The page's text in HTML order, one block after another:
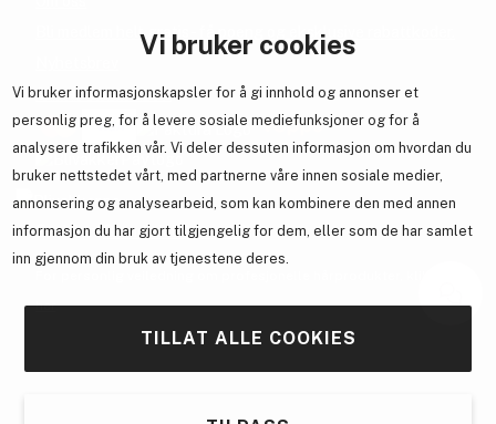
Vi bruker cookies
Vi bruker informasjonskapsler for å gi innhold og annonser et
personlig preg, for å levere sosiale mediefunksjoner og for å
analysere trafikken vår. Vi deler dessuten informasjon om hvordan du
bruker nettstedet vårt, med partnerne våre innen sosiale medier,
annonsering og analysearbeid, som kan kombinere den med annen
informasjon du har gjort tilgjengelig for dem, eller som de har samlet
inn gjennom din bruk av tjenestene deres.
TILLAT ALLE COOKIES
Bli medlem helt gratis - få poeng og eksklusive rabattkoder.
Samarbeid med oss
En del avBrandsdal Group AS
her.